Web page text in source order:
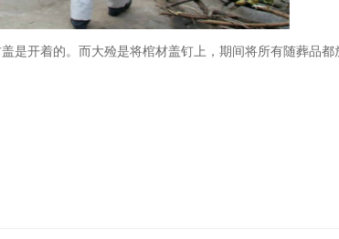
是开着的。而大殓是将棺材盖钉上，期间将所有随葬品